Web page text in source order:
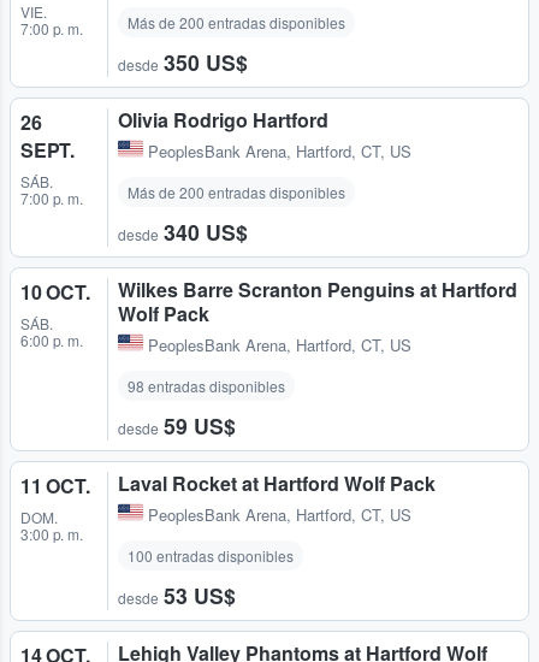
VIE.
7:00 p. m.
Más de 200 entradas disponibles
desde 350 US$
26
SEPT.
SÁB.
7:00 p. m.
Olivia Rodrigo Hartford
PeoplesBank Arena, Hartford, CT, US
Más de 200 entradas disponibles
desde 340 US$
10 OCT.
SÁB.
6:00 p. m.
Wilkes Barre Scranton Penguins at Hartford
Wolf Pack
PeoplesBank Arena, Hartford, CT, US
98 entradas disponibles
desde 59 US$
11 OCT.
DOM.
3:00 p. m.
Laval Rocket at Hartford Wolf Pack
PeoplesBank Arena, Hartford, CT, US
100 entradas disponibles
desde 53 US$
14 OCT.
Lehigh Valley Phantoms at Hartford Wolf